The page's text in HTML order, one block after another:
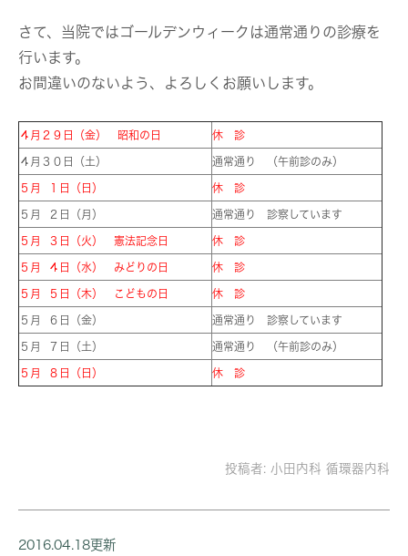
さて、当院ではゴールデンウィークは通常通りの診療を
行います。
お間違いのないよう、よろしくお願いします。
４月２９日（金） 昭和の日 休 診
４月３０日（土） 通常通り （午前診のみ）
５月 １日（日） 休 診
５月 ２日（月） 通常通り 診察しています
５月 ３日（火） 憲法記念日 休 診
５月 ４日（水） みどりの日 休 診
５月 ５日（木） こどもの日 休 診
５月 ６日（金） 通常通り 診察しています
５月 ７日（土） 通常通り （午前診のみ）
５月 ８日（日） 休 診
投稿者: 小田内科 循環器内科
2016.04.18更新